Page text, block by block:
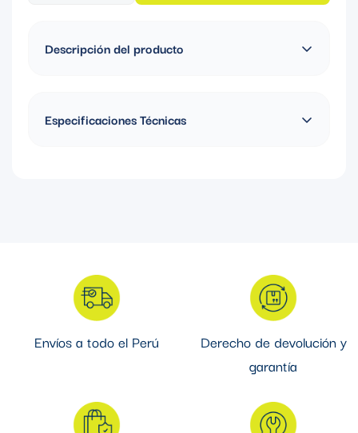
Descripción del producto
Especificaciones Técnicas
Envíos a todo el Perú
Derecho de devolución y
garantía